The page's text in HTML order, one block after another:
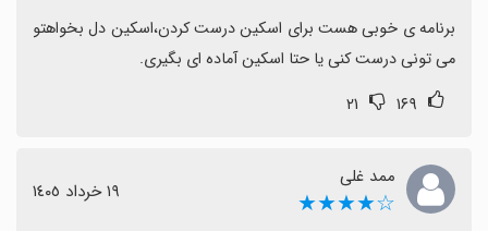
می تونی درست کنی یا حتا اسکین آماده ای بگیری.
۱۶۹ ۲۱
ممد غلی
☆★★★★ ١٩ خرداد ١٤٠٥